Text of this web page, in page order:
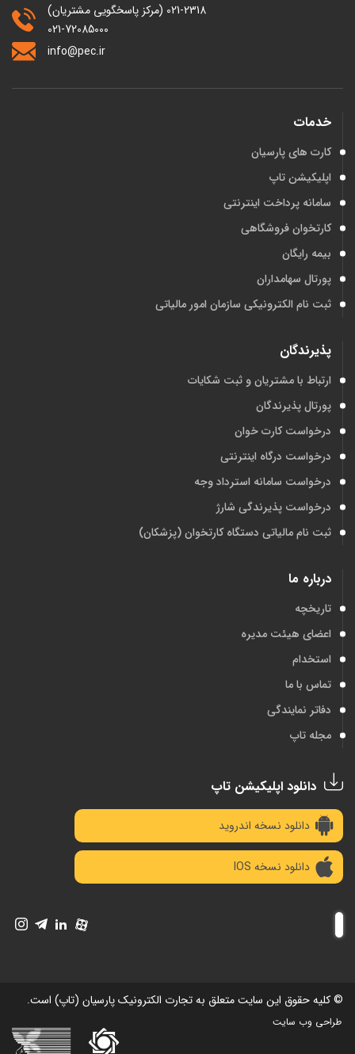
021-2318 (مرکز پاسخگویی مشتریان)
021-72085000
info@pec.ir
خدمات
کارت های پارسیان
اپلیکیشن تاپ
سامانه پرداخت اینترنتی
کارتخوان فروشگاهی
بیمه رایگان
پورتال سهامداران
ثبت نام الکترونیکی سازمان امور مالیاتی
پذیرندگان
ارتباط با مشتریان و ثبت شکایات
پورتال پذیرندگان
درخواست کارت خوان
درخواست درگاه اینترنتی
درخواست سامانه استرداد وجه
درخواست پذیرندگی شارژ
ثبت نام مالیاتی دستگاه کارتخوان (پزشکان)
درباره ما
تاریخچه
اعضای هیئت مدیره
استخدام
تماس با ما
دفاتر نمایندگی
مجله تاپ
دانلود اپلیکیشن تاپ
دانلود نسخه اندروید
دانلود نسخه IOS
© کلیه حقوق این سایت متعلق به تجارت الکترونیک پارسیان (تاپ) است.
طراحی وب سایت